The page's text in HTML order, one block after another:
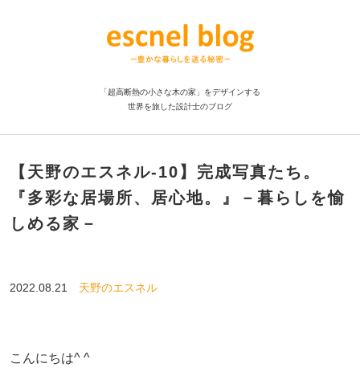
「超高断熱の小さな木の家」をデザインする
世界を旅した設計士のブログ
【天野のエスネル‐10】完成写真たち。
『多彩な居場所、居心地。』－暮らしを愉
しめる家－
2022.08.21 天野のエスネル
こんにちは^ ^